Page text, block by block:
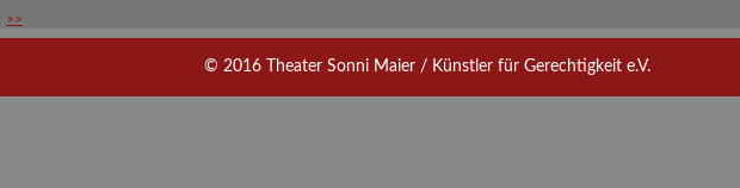
>>
© 2016 Theater Sonni Maier / Künstler für Gerechtigkeit e.V.